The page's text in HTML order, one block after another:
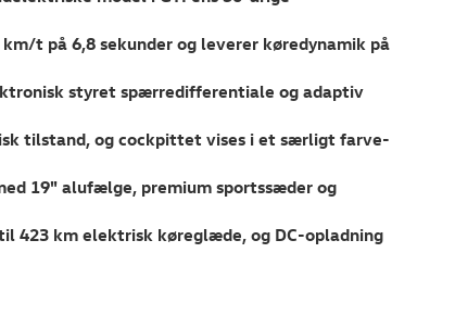
t på 6,8 sekunder og leverer køredynamik på
styret spærredifferentiale og adaptiv
tilstand, og cockpittet vises i et særligt farve-
19" alufælge, premium sportssæder og
423 km elektrisk køreglæde, og DC-opladning